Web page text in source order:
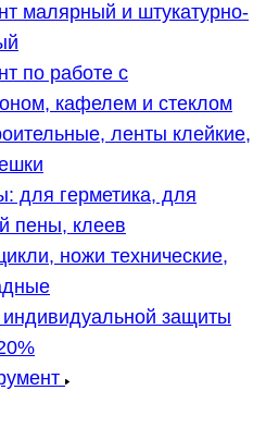
малярный и штукатурно-
по работе с
кафелем и стеклом
ленты клейкие,
для герметика, для
пены, клеев
ножи технические,
защиты